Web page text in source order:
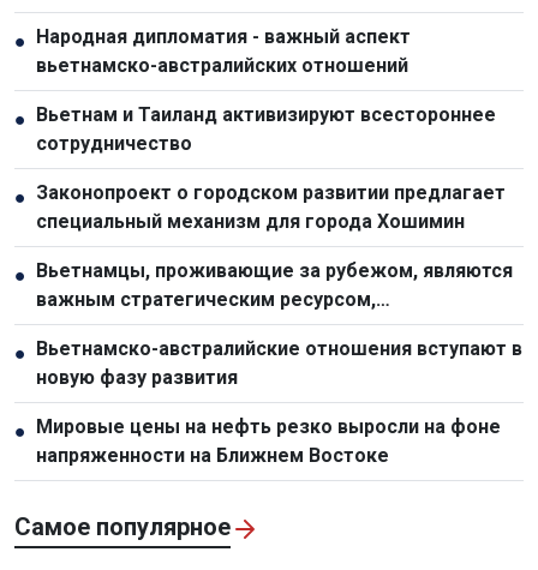
всю историю
● Народная дипломатия - важный аспект
вьетнамско-австралийских отношений
● Вьетнам и Таиланд активизируют всестороннее
сотрудничество
● Законопроект о городском развитии предлагает
специальный механизм для города Хошимин
● Вьетнамцы, проживающие за рубежом, являются
важным стратегическим ресурсом,
способствующим укреплению национальной мощи
● Вьетнамско-австралийские отношения вступают в
новую фазу развития
● Мировые цены на нефть резко выросли на фоне
напряженности на Ближнем Востоке
Самое популярное